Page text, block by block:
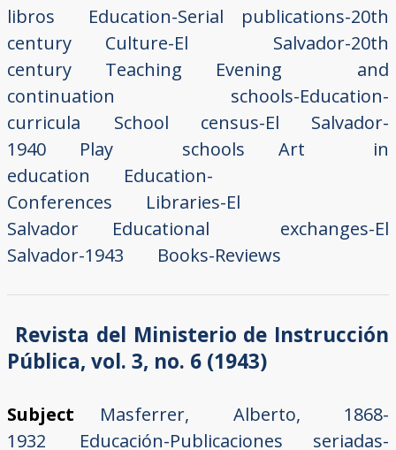
libros
Education-Serial publications-20th
century
Culture-El Salvador-20th
century
Teaching
Evening and
continuation schools-Education-
curricula
School census-El Salvador-
1940
Play schools
Art in
education
Education-
Conferences
Libraries-El
Salvador
Educational exchanges-El
Salvador-1943
Books-Reviews
Revista del Ministerio de Instrucción
Pública, vol. 3, no. 6 (1943)
Subject
Masferrer, Alberto, 1868-
1932
Educación-Publicaciones seriadas-